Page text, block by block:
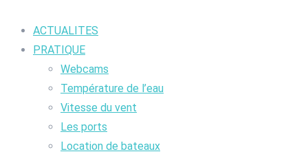
ACTUALITES
PRATIQUE
Webcams
Température de l’eau
Vitesse du vent
Les ports
Location de bateaux